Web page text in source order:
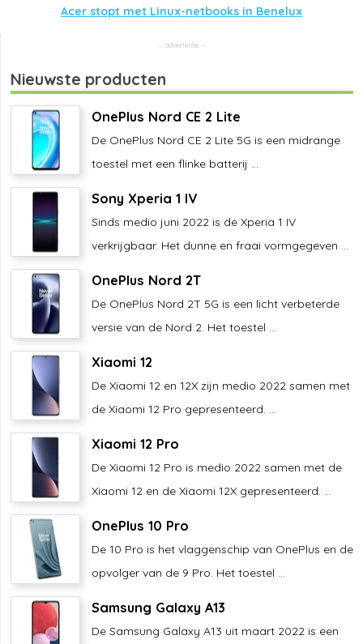
Acer stopt met Linux-netbooks in Benelux
Nieuwste producten
OnePlus Nord CE 2 Lite
De OnePlus Nord CE 2 Lite 5G is een midrange
toestel met een flinke batterij ...
Sony Xperia 1 IV
Sinds medio juni 2022 is de Xperia 1 IV
verkrijgbaar. Het dunne en fraai vormgegeven ...
OnePlus Nord 2T
De OnePlus Nord 2T 5G is een licht verbeterde
versie van de Nord 2. Het toestel ...
Xiaomi 12
De Xiaomi 12 en 12X zijn medio 2022 samen met
de Xiaomi 12 Pro gepresenteerd. ...
Xiaomi 12 Pro
De Xiaomi 12 Pro is medio 2022 samen met de
Xiaomi 12 en de Xiaomi 12X gepresenteerd. ...
OnePlus 10 Pro
De 10 Pro is het vlaggenschip van OnePlus en de
opvolger van de 9 Pro. Het toestel ...
Samsung Galaxy A13
De Samsung Galaxy A13 uit maart 2022 is een